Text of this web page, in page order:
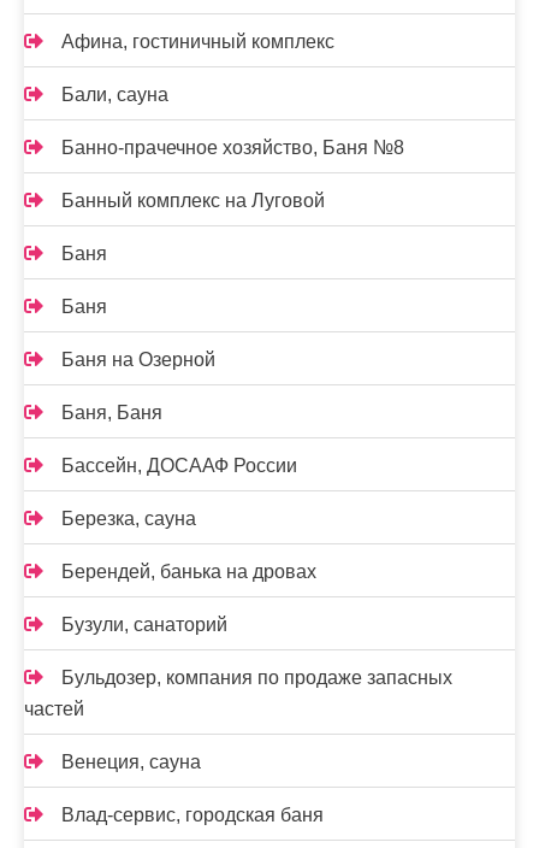
Афина, гостиничный комплекс
Бали, сауна
Банно-прачечное хозяйство, Баня №8
Банный комплекс на Луговой
Баня
Баня
Баня на Озерной
Баня, Баня
Бассейн, ДОСААФ России
Березка, сауна
Берендей, банька на дровах
Бузули, санаторий
Бульдозер, компания по продаже запасных
частей
Венеция, сауна
Влад-сервис, городская баня